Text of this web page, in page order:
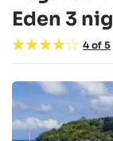
Eden 3
4 of 5